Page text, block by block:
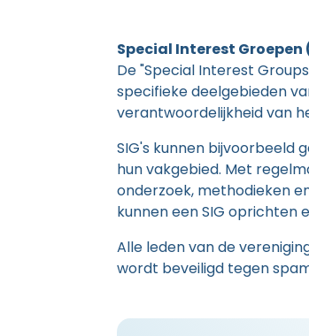
Special Interest Groepen
De "Special Interest
specifieke deelgebieden
verantwoordelijkheid van
SIG's kunnen
hun vakgebied. Met
onderzoek, methodieken
kunnen een SIG oprichten
Alle leden van de
wordt beveiligd tegen